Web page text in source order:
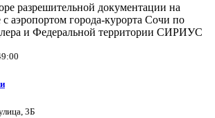
разрешительной документации на
с аэропортом города-курорта Сочи по
и Федеральной территории СИРИУС
3Б